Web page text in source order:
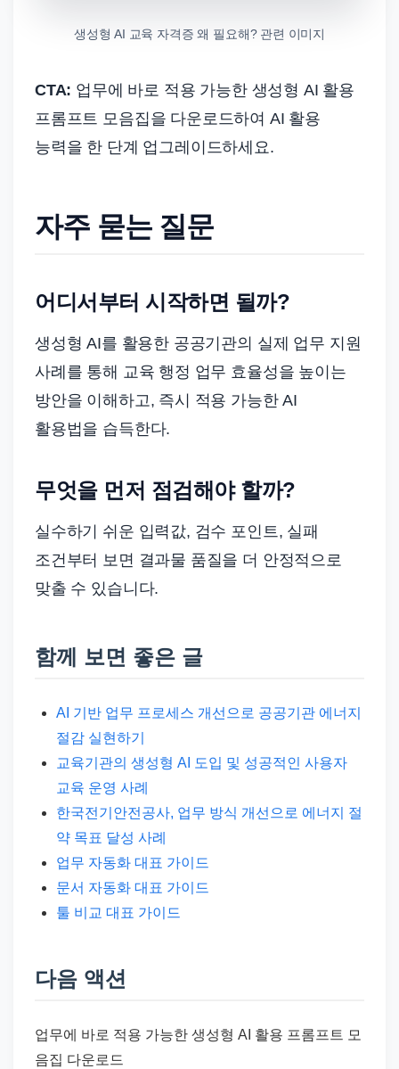
생성형 AI 교육 자격증 왜 필요해? 관련 이미지
CTA: 업무에 바로 적용 가능한 생성형 AI 활용
프롬프트 모음집을 다운로드하여 AI 활용
능력을 한 단계 업그레이드하세요.
자주 묻는 질문
어디서부터 시작하면 될까?
생성형 AI를 활용한 공공기관의 실제 업무 지원
사례를 통해 교육 행정 업무 효율성을 높이는
방안을 이해하고, 즉시 적용 가능한 AI
활용법을 습득한다.
무엇을 먼저 점검해야 할까?
실수하기 쉬운 입력값, 검수 포인트, 실패
조건부터 보면 결과물 품질을 더 안정적으로
맞출 수 있습니다.
함께 보면 좋은 글
AI 기반 업무 프로세스 개선으로 공공기관 에너지
절감 실현하기
교육기관의 생성형 AI 도입 및 성공적인 사용자
교육 운영 사례
한국전기안전공사, 업무 방식 개선으로 에너지 절
약 목표 달성 사례
업무 자동화 대표 가이드
문서 자동화 대표 가이드
툴 비교 대표 가이드
다음 액션
업무에 바로 적용 가능한 생성형 AI 활용 프롬프트 모
음집 다운로드